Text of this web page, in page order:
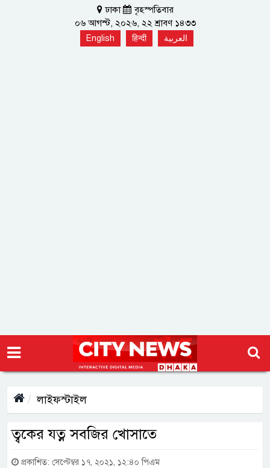
ঢাকা
বৃহস্পতিবার
০৬ আগস্ট, ২০২৬, ২২ শ্রাবণ ১৪৩৩
English हिन्दी العربية
লাইফস্টাইল
ত্বকের যত্ন সবজির খোসাতে
প্রকাশিত: সেপ্টেম্বর ১৭, ২০২১, ১২:৪০ পিএম